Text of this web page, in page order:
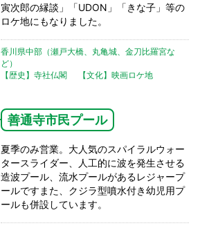
寅次郎の縁談」「UDON」「きな子」等の
ロケ地にもなりました。
香川県中部（瀬戸大橋、丸亀城、金刀比羅宮な
ど）
【歴史】寺社仏閣
【文化】映画ロケ地
善通寺市民プール
夏季のみ営業。大人気のスパイラルウォー
タースライダー、人工的に波を発生させる
造波プール、流水プールがあるレジャープ
ールですまた、クジラ型噴水付き幼児用プ
ールも併設しています。